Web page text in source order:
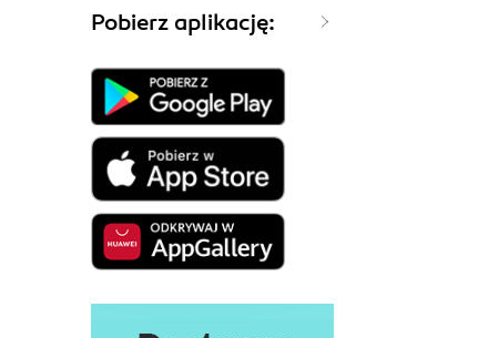
Pobierz aplikację: